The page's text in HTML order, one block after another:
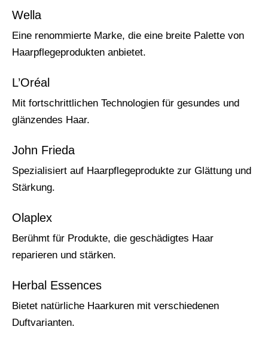
Wella
Eine renommierte Marke, die eine breite Palette von
Haarpflegeprodukten anbietet.
L’Oréal
Mit fortschrittlichen Technologien für gesundes und
glänzendes Haar.
John Frieda
Spezialisiert auf Haarpflegeprodukte zur Glättung und
Stärkung.
Olaplex
Berühmt für Produkte, die geschädigtes Haar
reparieren und stärken.
Herbal Essences
Bietet natürliche Haarkuren mit verschiedenen
Duftvarianten.